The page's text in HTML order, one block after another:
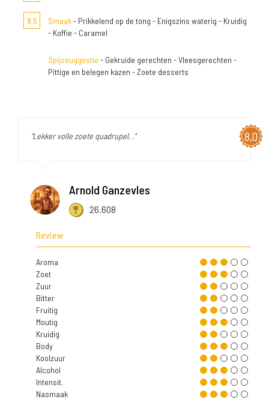
8,5 Smaak- Prikkelend op de tong - Enigszins waterig - Kruidig
- Koffie - Caramel
Spijssuggestie - Gekruide gerechten - Vleesgerechten -
Pittige en belegen kazen - Zoete desserts
8,0
"Lekker volle zoete quadrupel, ."
Arnold Ganzevles
26.608
Review
Aroma
Zoet
Zuur
Bitter
Fruitig
Moutig
Kruidig
Body
Koolzuur
Alcohol
Intensit.
Nasmaak